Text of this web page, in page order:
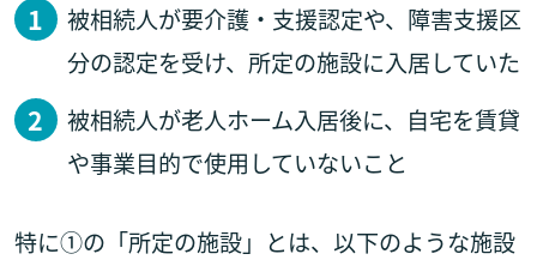
被相続人が要介護・支援認定や、障害支援区
分の認定を受け、所定の施設に入居していた
被相続人が老人ホーム入居後に、自宅を賃貸
や事業目的で使用していないこと
特に①の「所定の施設」とは、以下のような施設